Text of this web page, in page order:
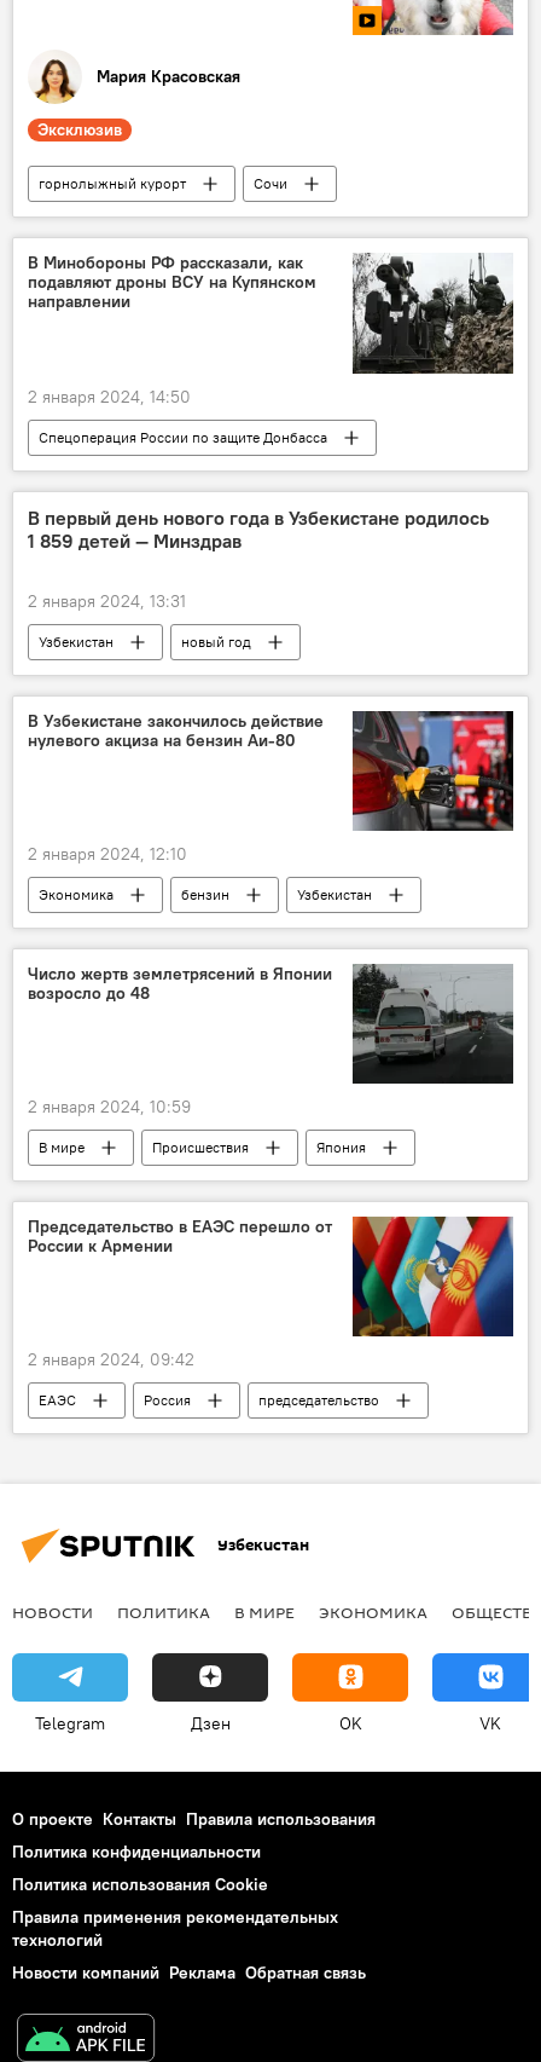
Мария Красовская
Эксклюзив
горнолыжный курорт
Сочи
Роза Хутор
парк
животные
Видео
В Минобороны РФ рассказали, как
подавляют дроны ВСУ на Купянском
направлении
2 января 2024, 14:50
Спецоперация России по защите Донбасса
спецоперация
Россия
Украина
Вооруженные силы
безопасность
вооружение
В мире
В первый день нового года в Узбекистане родилось
1 859 детей — Минздрав
2 января 2024, 13:31
Узбекистан
новый год
новорожденный
дети
регион
Минздрав Узбекистана
В Узбекистане закончилось действие
нулевого акциза на бензин Аи-80
2 января 2024, 12:10
Экономика бензин
Узбекистан
Цена
акцизный налог
Число жертв землетрясений в Японии
возросло до 48
2 января 2024, 10:59
В мире Происшествия
Япония
землетрясение
жертвы
Председательство в ЕАЭС перешло от
России к Армении
2 января 2024, 09:42
ЕАЭС Россия
председательство
Армения
Владимир Путин
ЕЭК
Узбекистан
НОВОСТИ ПОЛИТИКА В МИРЕ ЭКОНОМИКА
Telegram Дзен OK VK
О проекте Контакты Правила использования
Политика конфиденциальности
Политика использования Cookie
Правила применения рекомендательных
технологий
Новости компаний Реклама Обратная связь